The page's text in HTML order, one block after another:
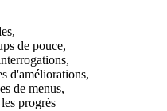
de pouce,
d'améliorations,
de menus,
progrès